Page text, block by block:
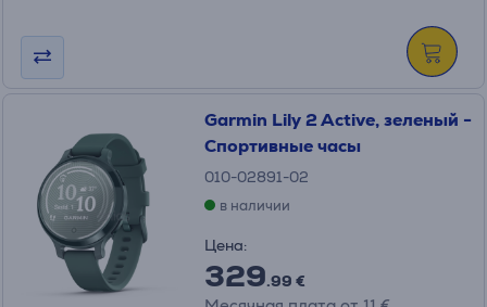
Garmin Lily 2 Active, зеленый -
Спортивные часы
010-02891-02
в наличии
Цена:
329.99 €